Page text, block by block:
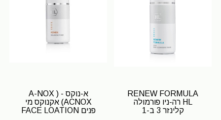
RENEW FORMULA
HL רה-ניו פורמולה
קלינזר 3 ב-1
א-נוקס - A-NOX )
ACNOX) אקנוקס מי
פנים FACE LOATION